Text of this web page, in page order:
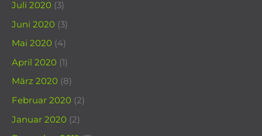
Juli 2020 (3)
Juni 2020 (3)
Mai 2020 (4)
April 2020 (1)
März 2020 (8)
Februar 2020 (2)
Januar 2020 (2)